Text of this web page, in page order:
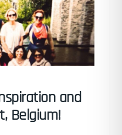
and
Belgium!